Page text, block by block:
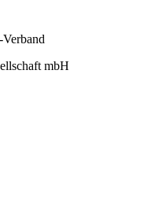
mbH